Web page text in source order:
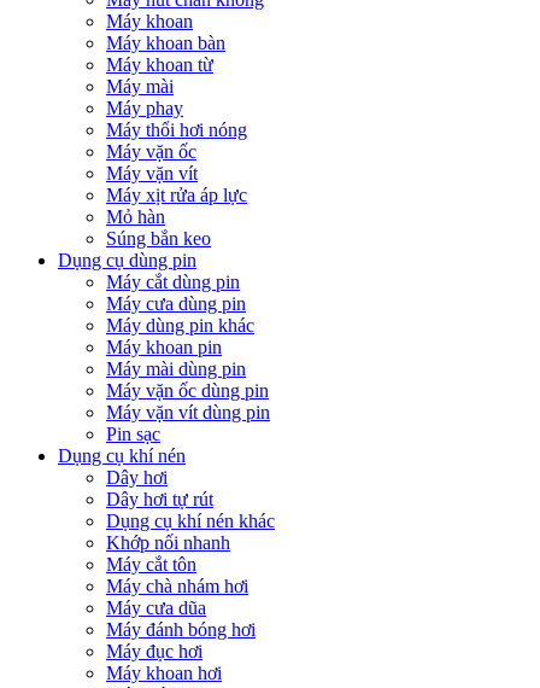
Máy khoan
Máy khoan bàn
Máy khoan từ
Máy mài
Máy phay
Máy thổi hơi nóng
Máy vặn ốc
Máy vặn vít
Máy xịt rửa áp lực
Mỏ hàn
Súng bắn keo
Dụng cụ dùng pin
Máy cắt dùng pin
Máy cưa dùng pin
Máy dùng pin khác
Máy khoan pin
Máy mài dùng pin
Máy vặn ốc dùng pin
Máy vặn vít dùng pin
Pin sạc
Dụng cụ khí nén
Dây hơi
Dây hơi tự rút
Dụng cụ khí nén khác
Khớp nối nhanh
Máy cắt tôn
Máy chà nhám hơi
Máy cưa dũa
Máy đánh bóng hơi
Máy đục hơi
Máy khoan hơi